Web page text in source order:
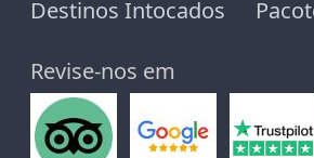
Destinos Intocados
Revise-nos em